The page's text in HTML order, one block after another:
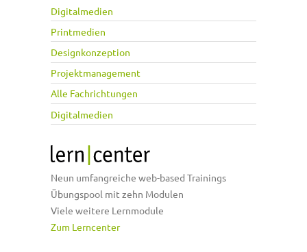
Digitalmedien
Printmedien
Designkonzeption
Projektmanagement
Alle Fachrichtungen
Digitalmedien
Neun umfangreiche web-based Trainings
Übungspool mit zehn Modulen
Viele weitere Lernmodule
Zum Lerncenter